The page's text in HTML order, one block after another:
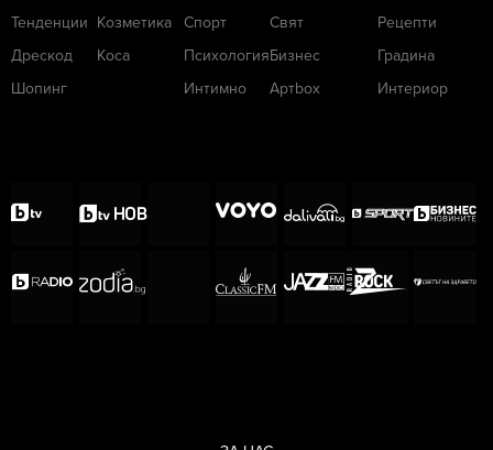
Тенденции
Дрескод
Шопинг
Козметика
Коса
Спорт
Психология
Интимно
Свят
Бизнес
Артbox
Рецепти
Градина
Интериор